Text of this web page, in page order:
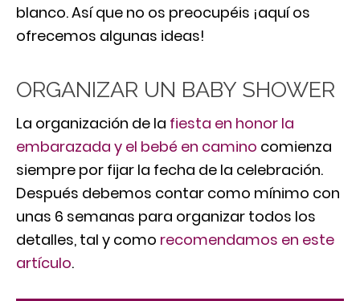
blanco. Así que no os preocupéis ¡aquí os
ofrecemos algunas ideas!
ORGANIZAR UN BABY SHOWER
La organización de la fiesta en honor la
embarazada y el bebé en camino comienza
siempre por fijar la fecha de la celebración.
Después debemos contar como mínimo con
unas 6 semanas para organizar todos los
detalles, tal y como recomendamos en este
artículo.